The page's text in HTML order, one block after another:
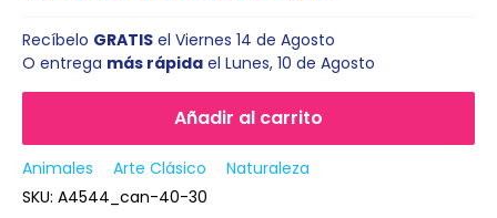
Añadir al carrito
Recíbelo GRATIS el Viernes 14 de Agosto
O entrega más rápida el Lunes, 10 de Agosto
Animales Arte Clásico
Naturaleza
SKU: A4544_can-40-30